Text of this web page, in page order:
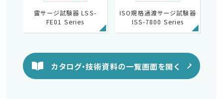
雷サージ試験器 LSS-
FE01 Series
ISO規格過渡サージ試験器
ISS-7800 Series
カタログ・技術資料の一覧画面を開く